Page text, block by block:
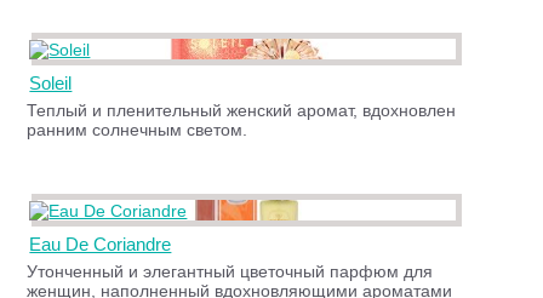
Soleil
Теплый и пленительный женский аромат, вдохновлен
ранним солнечным светом.
Eau De Coriandre
Утонченный и элегантный цветочный парфюм для
женщин, наполненный вдохновляющими ароматами